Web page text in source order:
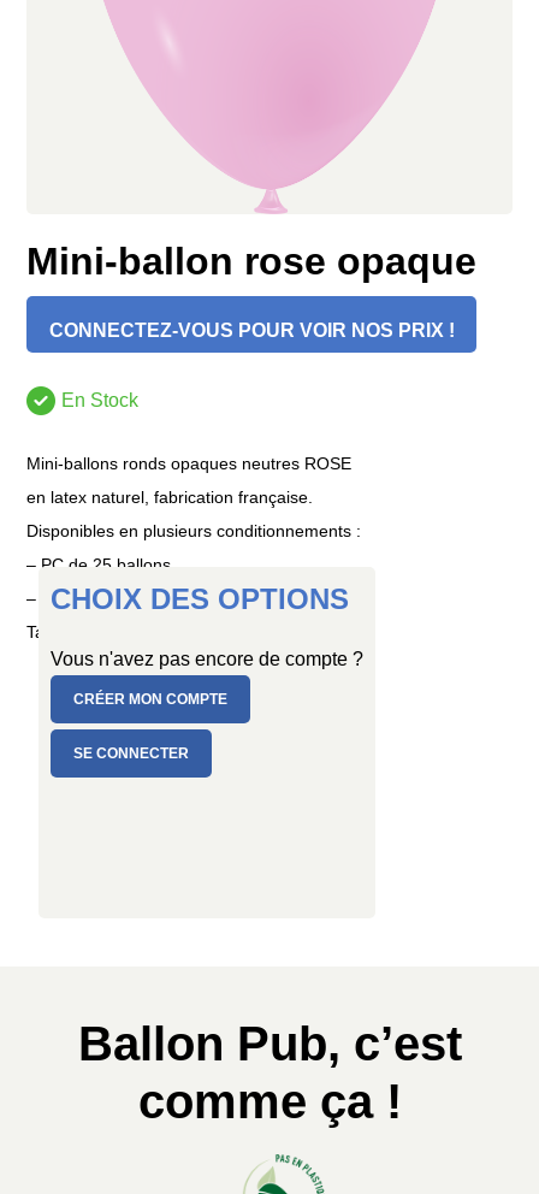
Mini-ballon rose opaque
CONNECTEZ-VOUS POUR VOIR NOS PRIX !
En Stock
Mini-ballons ronds opaques neutres ROSE
en latex naturel, fabrication française.
Disponibles en plusieurs conditionnements :
– PC de 25 ballons
– PC de 100 ballons
Taille : Ø 15 cm
CHOIX DES OPTIONS
Vous n'avez pas encore de compte ?
CRÉER MON COMPTE
SE CONNECTER
Ballon Pub, c’est
comme ça !